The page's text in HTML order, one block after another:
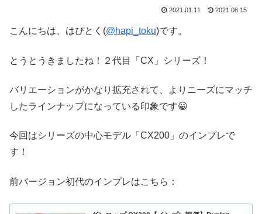
2021.01.11 2021.08.15
こんにちは、はぴとく(@hapi_toku)です。
とうとうきましたね！２代目「CX」シリーズ！
バリエーションがかなり拡充されて、よりニーズにマッチ
したラインナップになっている印象です😀
今回はシリーズの中心モデル「CX200」のインプレで
す！
前バージョン初代のインプレはこちら：